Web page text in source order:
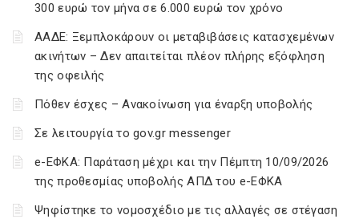
300 ευρώ τον μήνα σε 6.000 ευρώ τον χρόνο
ΑΑΔΕ: Ξεμπλοκάρουν οι μεταβιβάσεις κατασχεμένων
ακινήτων – Δεν απαιτείται πλέον πλήρης εξόφληση
της οφειλής
Πόθεν έσχες – Ανακοίνωση για έναρξη υποβολής
Σε λειτουργία το gov.gr messenger
e-ΕΦΚΑ: Παράταση μέχρι και την Πέμπτη 10/09/2026
της προθεσμίας υποβολής ΑΠΔ του e-ΕΦΚΑ
Ψηφίστηκε το νομοσχέδιο με τις αλλαγές σε στέγαση